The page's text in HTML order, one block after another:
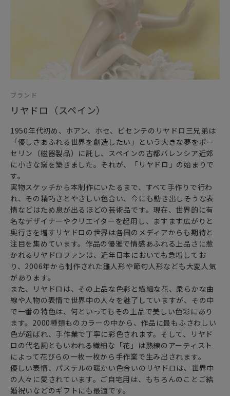
ブランド
リヤドロ（スペイン）
1950年代初め、ホアン、ホセ、ビセンテのリヤドロ三兄弟は
「優しさあふれる世界を創造したい」という大きな夢をポー
セリン（磁器製品）に託し、スペインの古都バレンシア近郊
に小さな窯を築きました。それが、「リヤドロ」の始まりで
す。
実物スケッチから本制作にいたるまで、すべて手作りで行わ
れ、その精巧さとやさしい色合い、今にも動き出しそうな表
情などはため息が出るほどの芸術品です。現在、世界的に有
名なデザイナーやクリエイターを起用し、ますます広がりと
奥行きを増すリヤドロの世界は各国のメディアからも期待と
注目を集めています。作品の優雅で情感あふれる上品さに惹
かれるリヤドロファンは、近年日本においても急増してお
り、2006年から制作された雛人形や節句人形なども大変人気
があります。
また、リヤドロは、その上品な色彩と繊細な花、柔らかな曲
線や人物の表情で世界中の人々を魅了していますが、その中
で一番の特色は、何といってもその上品で美しい色彩にあり
ます。2000種類ものカラーの中から、作品に最もふさわしい
色が選ばれ、手作業で丁寧に彩色されます。そして、リヤド
ロの代名詞ともいわれる繊細な「花」は熟練のアーティスト
によって花びらの一枚一枚から手作業で生み出されます。
優しい表情、パステルの暖かい色合いのリヤドロは、世界中
の人々に愛されています。ご自宅用は、もちろんのことご結
婚祝いなどのギフトにも最適です。